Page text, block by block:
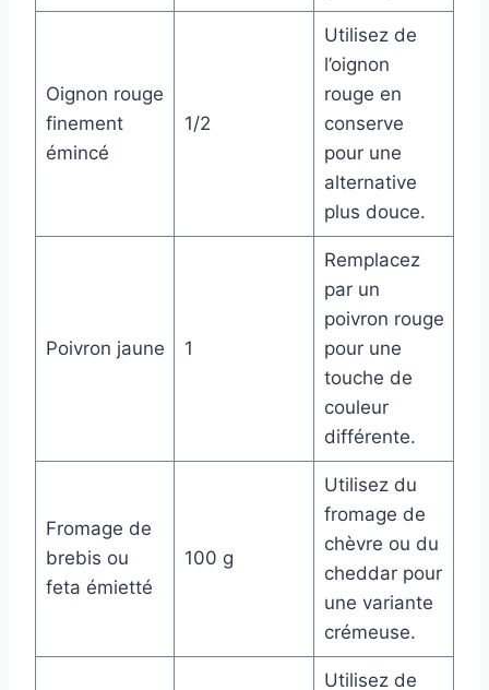
Oignon rouge
finement
émincé
1/2
Utilisez de
l’oignon
rouge en
conserve
pour une
alternative
plus douce.
Poivron jaune 1
Remplacez
par un
poivron rouge
pour une
touche de
couleur
différente.
Fromage de
brebis ou
feta émietté
100 g
Utilisez du
fromage de
chèvre ou du
cheddar pour
une variante
crémeuse.
Utilisez de